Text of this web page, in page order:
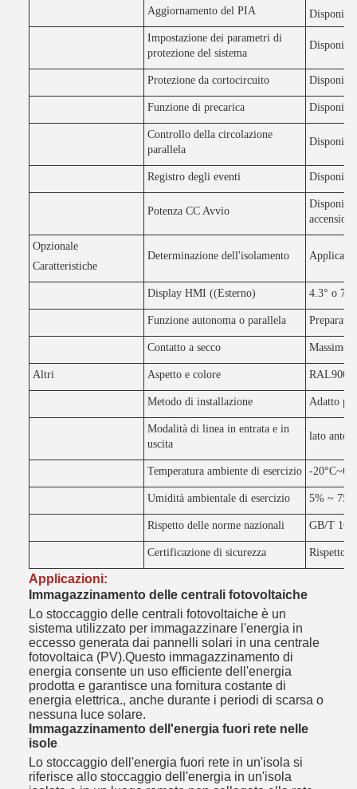
Aggiornamento del PIA
Impostazione dei parametri di
protezione del sistema
Protezione da cortocircuito
Funzione di precarica
Controllo della circolazione
parallela
Registro degli eventi
Potenza CC Avvio
Opzionale
Caratteristiche
Determinazione dell'isolamento
Display HMI ((Esterno) 4.3° o 7°
Funzione autonoma o parallela Preparati
Contatto a secco Massimo
Altri Aspetto e colore RAL9005
Metodo di installazione Adatto
Modalità di linea in entrata e in
uscita
lato
Temperatura ambiente di esercizio -
Umidità ambientale di esercizio 5% ~
Rispetto delle norme nazionali GB/T
Certificazione di sicurezza Rispetto
Applicazioni:
Immagazzinamento delle centrali fotovoltaiche
Lo stoccaggio delle centrali fotovoltaiche è un
sistema utilizzato per immagazzinare l'energia in
eccesso generata dai pannelli solari in una centrale
fotovoltaica (PV).Questo immagazzinamento di
energia consente un uso efficiente dell'energia
prodotta e garantisce una fornitura costante di
energia elettrica., anche durante i periodi di scarsa o
nessuna luce solare.
Immagazzinamento dell'energia fuori rete nelle
isole
Lo stoccaggio dell'energia fuori rete in un'isola si
riferisce allo stoccaggio dell'energia in un'isola